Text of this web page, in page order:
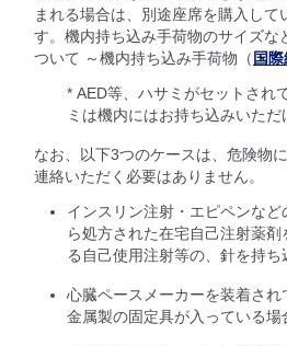
まれる場合は、別途座席を購入して
す。機内持ち込み手荷物のサイズな
ついて ～機内持ち込み手荷物（ 国
* AED等、ハサミがセットされ
ミは機内にはお持ち込みいただ
なお、以下3つのケースは、危険物
連絡いただく必要はありません。
インスリン注射・エピペンな
ら処方された在宅自己注射薬
る自己使用注射等の、針を持
心臓ペースメーカーを装着され
金属製の固定具が入っている場